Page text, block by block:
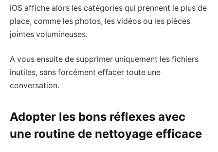
iOS affiche alors les catégories qui prennent le plus de
place, comme les photos, les vidéos ou les pièces
jointes volumineuses.
A vous ensuite de supprimer uniquement les fichiers
inutiles, sans forcément effacer toute une
conversation.
Adopter les bons réflexes avec
une routine de nettoyage efficace